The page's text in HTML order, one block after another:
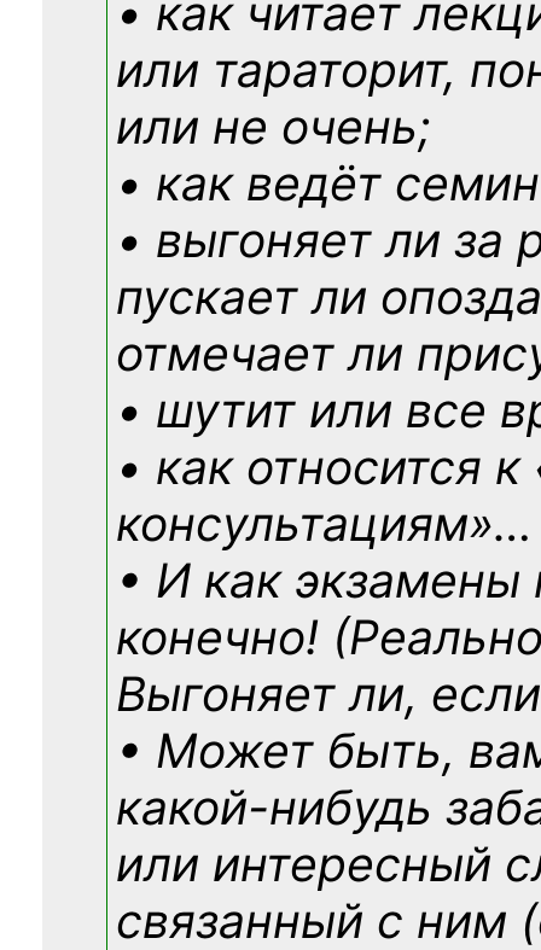
• как читает
или тараторит,
или не очень;
• как ведёт
• выгоняет ли за
пускает ли
отмечает ли
• шутит или все
• как относится
консультациям»…
• И как экзамены
конечно!
Выгоняет ли,
• Может быть,
какой-нибудь
или интересный
связанный с ним